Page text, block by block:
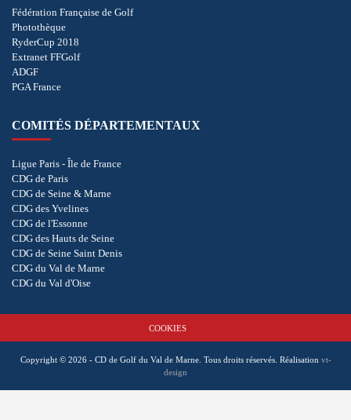
Fédération Française de Golf
Photothèque
RyderCup 2018
Extranet FFGolf
ADGF
PGA France
COMITÉS DÉPARTEMENTAUX
Ligue Paris - Île de France
CDG de Paris
CDG de Seine & Marne
CDG des Yvelines
CDG de l'Essonne
CDG des Hauts de Seine
CDG de Seine Saint Denis
CDG du Val de Marne
CDG du Val d'Oise
COOKIES
Copyright © 2026 - CD de Golf du Val de Marne. Tous droits réservés. Réalisation vt-
design